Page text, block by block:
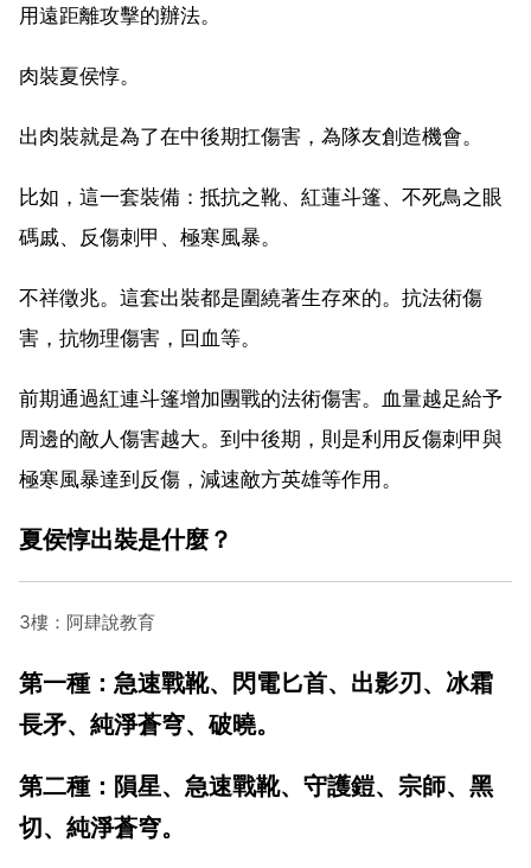
用遠距離攻擊的辦法。
肉裝夏侯惇。
出肉裝就是為了在中後期扛傷害，為隊友創造機會。
比如，這一套裝備：抵抗之靴、紅蓮斗篷、不死鳥之眼
碼戚、反傷刺甲、極寒風暴。
不祥徵兆。這套出裝都是圍繞著生存來的。抗法術傷
害，抗物理傷害，回血等。
前期通過紅連斗篷增加團戰的法術傷害。血量越足給予
周邊的敵人傷害越大。到中後期，則是利用反傷刺甲與
極寒風暴達到反傷，減速敵方英雄等作用。
夏侯惇出裝是什麼？
3樓：阿肆說教育
第一種：急速戰靴、閃電匕首、出影刃、冰霜
長矛、純淨蒼穹、破曉。
第二種：隕星、急速戰靴、守護鎧、宗師、黑
切、純淨蒼穹。